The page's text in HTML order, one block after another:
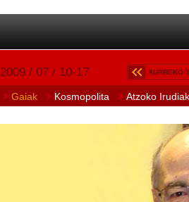
2009 / 07 / 10-17 AURREKO
Gaiak Kosmopolita Atzoko Irudiak